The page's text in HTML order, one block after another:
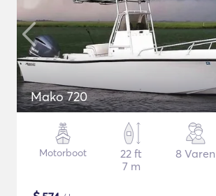
Mako 720
Motorboot
22 ft
7 m
8 Varen